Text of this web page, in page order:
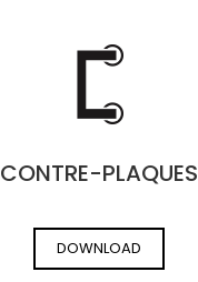
CONTRE-PLAQUES
DOWNLOAD